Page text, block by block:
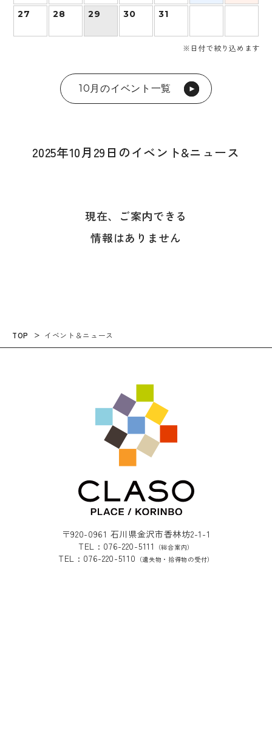
27 28 29 30 31
※日付で絞り込めます
10月のイベント一覧
2025年10月29日のイベント&ニュース
現在、ご案内できる
情報はありません
TOP イベント＆ニュース
〒920-0961 石川県金沢市香林坊2-1-1
TEL : 076-220-5111
（総合案内）
TEL : 076-220-5110 （遺失物・拾得物の受付）